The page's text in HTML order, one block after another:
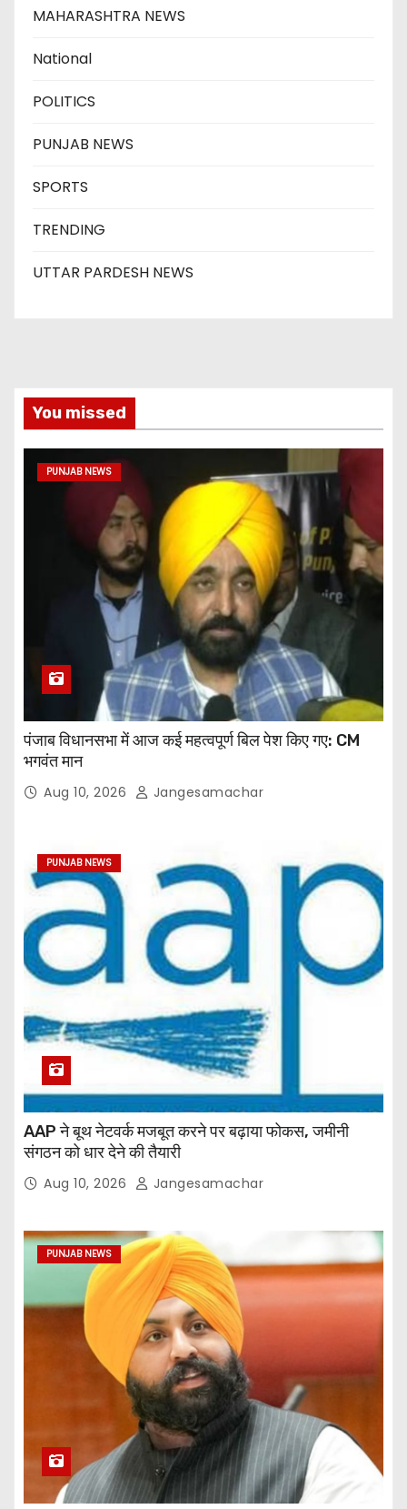
MAHARASHTRA NEWS
National
POLITICS
PUNJAB NEWS
SPORTS
TRENDING
UTTAR PARDESH NEWS
You missed
PUNJAB NEWS
पंजाब विधानसभा में आज कई महत्वपूर्ण बिल पेश किए गए: CM
भगवंत मान
Aug 10, 2026 Jangesamachar
PUNJAB NEWS
AAP ने बूथ नेटवर्क मजबूत करने पर बढ़ाया फोकस, जमीनी
संगठन को धार देने की तैयारी
Aug 10, 2026 Jangesamachar
PUNJAB NEWS